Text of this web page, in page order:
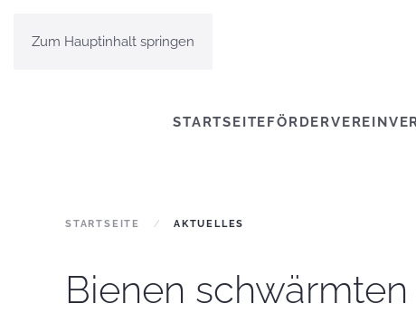
Zum Hauptinhalt springen
STARTSEITEFÖRDERVEREIN
STARTSEITE AKTUELLES
Bienen